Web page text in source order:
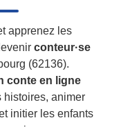
apprenez les
conteur·se
(62136).
conte en ligne
histoires, animer
initier les enfants